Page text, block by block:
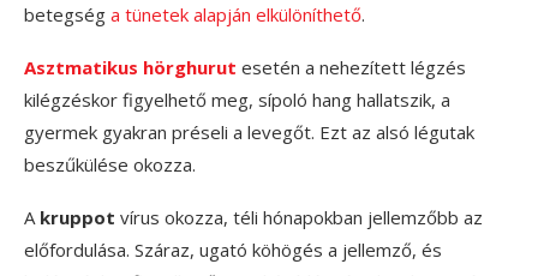
betegség a tünetek alapján elkülöníthető.
Asztmatikus hörghurut esetén a nehezített légzés
kilégzéskor figyelhető meg, sípoló hang hallatszik, a
gyermek gyakran préseli a levegőt. Ezt az alsó légutak
beszűkülése okozza.
A kruppot vírus okozza, téli hónapokban jellemzőbb az
előfordulása. Száraz, ugató köhögés a jellemző, és